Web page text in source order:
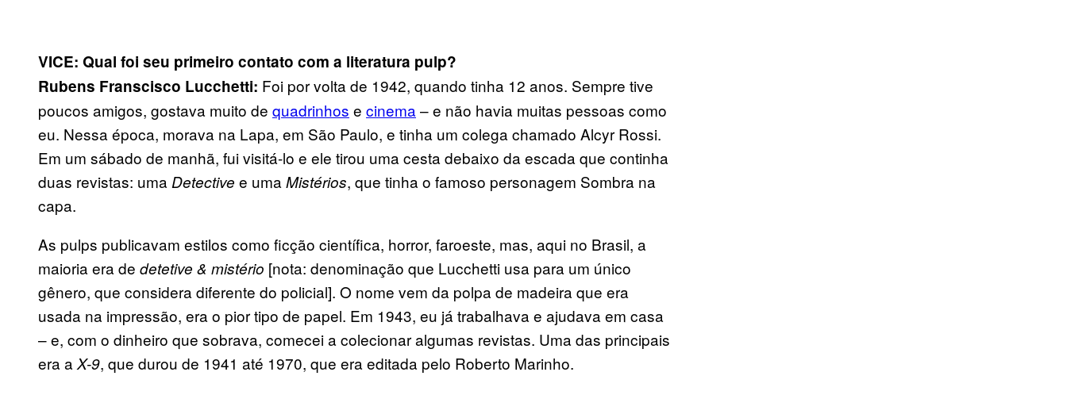
VICE: Qual foi seu primeiro contato com a literatura pulp?
Rubens Franscisco Lucchetti: Foi por volta de 1942, quando tinha 12 anos. Sempre tive
poucos amigos, gostava muito de quadrinhos e cinema – e não havia muitas pessoas como
eu. Nessa época, morava na Lapa, em São Paulo, e tinha um colega chamado Alcyr Rossi.
Em um sábado de manhã, fui visitá-lo e ele tirou uma cesta debaixo da escada que continha
duas revistas: uma Detective e uma Mistérios, que tinha o famoso personagem Sombra na
capa.
As pulps publicavam estilos como ficção científica, horror, faroeste, mas, aqui no Brasil, a
maioria era de detetive & mistério [nota: denominação que Lucchetti usa para um único
gênero, que considera diferente do policial]. O nome vem da polpa de madeira que era
usada na impressão, era o pior tipo de papel. Em 1943, eu já trabalhava e ajudava em casa
– e, com o dinheiro que sobrava, comecei a colecionar algumas revistas. Uma das principais
era a X-9, que durou de 1941 até 1970, que era editada pelo Roberto Marinho.